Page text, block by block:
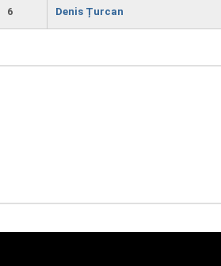
6 Denis Țurcan